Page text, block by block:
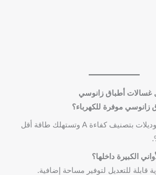
غسالات أطباق زانوسي
بالتأكيد، فمعظم الموديلات بتصنيف كفاءة A وتستهلك طاقة أقل
قابلة للتعديل لتوفير مساحة إضافية.